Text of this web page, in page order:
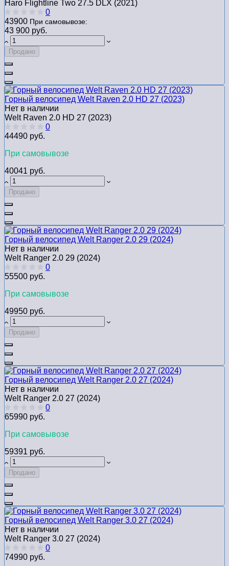
Haro Flightline Two 27.5 DLX (2021)
0
43900 При самовывозе:
43 900 руб.
Продано
Горный велосипед Welt Raven 2.0 HD 27 (2023)
Нет в наличии
Welt Raven 2.0 HD 27 (2023)
0
44490 руб.
При самовывозе
40041 руб.
Продано
Горный велосипед Welt Ranger 2.0 29 (2024)
Нет в наличии
Welt Ranger 2.0 29 (2024)
0
55500 руб.
При самовывозе
49950 руб.
Продано
Горный велосипед Welt Ranger 2.0 27 (2024)
Нет в наличии
Welt Ranger 2.0 27 (2024)
0
65990 руб.
При самовывозе
59391 руб.
Продано
Горный велосипед Welt Ranger 3.0 27 (2024)
Нет в наличии
Welt Ranger 3.0 27 (2024)
0
74990 руб.